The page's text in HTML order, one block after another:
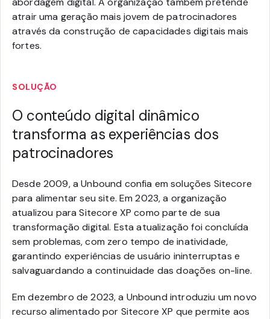
atrair uma geração mais jovem de patrocinadores
através da construção de capacidades digitais mais
fortes.
SOLUÇÃO
O conteúdo digital dinâmico
transforma as experiências dos
patrocinadores
Desde 2009, a Unbound confia em soluções Sitecore
para alimentar seu site. Em 2023, a organização
atualizou para Sitecore XP como parte de sua
transformação digital. Esta atualização foi concluída
sem problemas, com zero tempo de inatividade,
garantindo experiências de usuário ininterruptas e
salvaguardando a continuidade das doações on-line.
Em dezembro de 2023, a Unbound introduziu um novo
recurso alimentado por Sitecore XP que permite aos